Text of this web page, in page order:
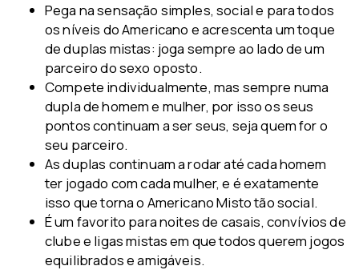
Pega na sensação simples, social e para todos
os níveis do Americano e acrescenta um toque
de duplas mistas: joga sempre ao lado de um
parceiro do sexo oposto.
Compete individualmente, mas sempre numa
dupla de homem e mulher, por isso os seus
pontos continuam a ser seus, seja quem for o
seu parceiro.
As duplas continuam a rodar até cada homem
ter jogado com cada mulher, e é exatamente
isso que torna o Americano Misto tão social.
É um favorito para noites de casais, convívios de
clube e ligas mistas em que todos querem jogos
equilibrados e amigáveis.